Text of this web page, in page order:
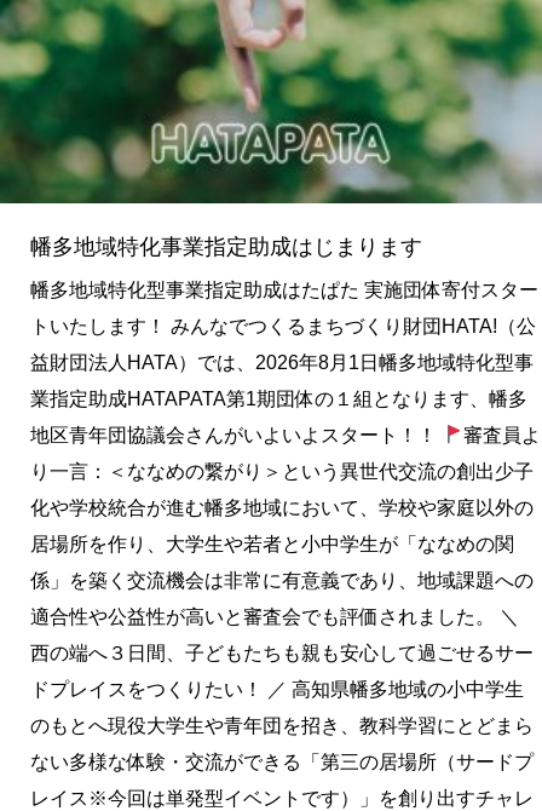
幡多地域特化事業指定助成はじまります
幡多地域特化型事業指定助成はたぱた 実施団体寄付スター
トいたします！ みんなでつくるまちづくり財団HATA!（公
益財団法人HATA）では、2026年8月1日幡多地域特化型事
業指定助成HATAPATA第1期団体の１組となります、幡多
地区青年団協議会さんがいよいよスタート！！
審査員よ
り一言：＜ななめの繋がり＞という異世代交流の創出少子
化や学校統合が進む幡多地域において、学校や家庭以外の
居場所を作り、大学生や若者と小中学生が「ななめの関
係」を築く交流機会は非常に有意義であり、地域課題への
適合性や公益性が高いと審査会でも評価されました。 ＼
西の端へ３日間、子どもたちも親も安心して過ごせるサー
ドプレイスをつくりたい！ ／ 高知県幡多地域の小中学生
のもとへ現役大学生や青年団を招き、教科学習にとどまら
ない多様な体験・交流ができる「第三の居場所（サードプ
レイス※今回は単発型イベントです）」を創り出すチャレ
域
特
化
指
定
助
成
は
じ
ま
り
ま
す